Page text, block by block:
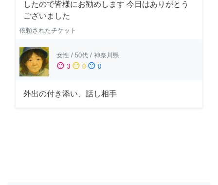
したので皆様にお勧めします 今日はありがとう
ございました
依頼されたチケット
女性 / 50代 / 神奈川県
sentiment_satisfied 3 sentiment_neutral 0 sentiment_dissatisfied 0
外出の付き添い、話し相手